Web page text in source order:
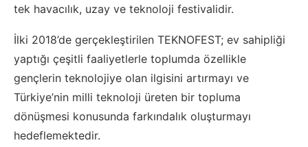
tek havacılık, uzay ve teknoloji festivalidir.
İlki 2018’de gerçekleştirilen TEKNOFEST; ev sahipliği
yaptığı çeşitli faaliyetlerle toplumda özellikle
gençlerin teknolojiye olan ilgisini artırmayı ve
Türkiye’nin milli teknoloji üreten bir topluma
dönüşmesi konusunda farkındalık oluşturmayı
hedeflemektedir.